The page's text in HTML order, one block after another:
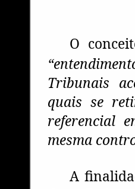
O
Tribunais
quais se
referencial
mesma
A